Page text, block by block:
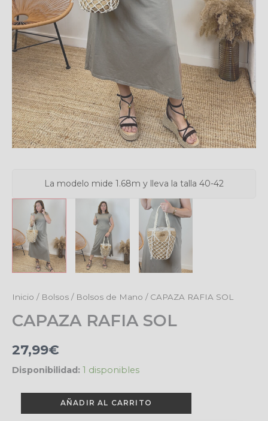
La modelo mide 1.68m y lleva la talla 40-42
Inicio / Bolsos / Bolsos de Mano / CAPAZA RAFIA SOL
CAPAZA RAFIA SOL
27,99€
Disponibilidad: 1 disponibles
CAPAZA
SOL
AÑADIR AL CARRITO